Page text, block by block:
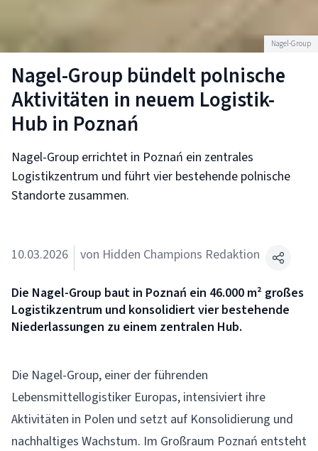
Nagel-Group
Nagel-Group bündelt polnische
Aktivitäten in neuem Logistik-
Hub in Poznań
Nagel-Group errichtet in Poznań ein zentrales
Logistikzentrum und führt vier bestehende polnische
Standorte zusammen.
10.03.2026 von Hidden Champions Redaktion
Die Nagel-Group baut in Poznań ein 46.000 m² großes
Logistikzentrum und konsolidiert vier bestehende
Niederlassungen zu einem zentralen Hub.
Die Nagel-Group, einer der führenden
Lebensmittellogistiker Europas, intensiviert ihre
Aktivitäten in Polen und setzt auf Konsolidierung und
nachhaltiges Wachstum. Im Großraum Poznań entsteht